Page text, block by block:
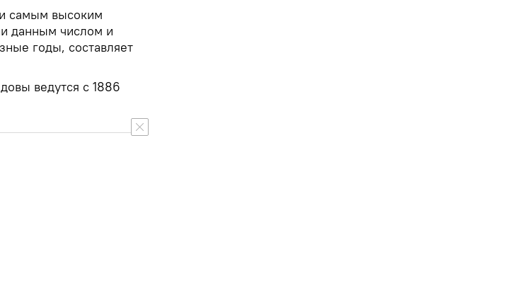
самым высоким
данным числом и
годы, составляет
ведутся с 1886